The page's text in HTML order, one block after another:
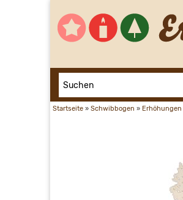
Startseite » Schwibbogen » Erhöhungen